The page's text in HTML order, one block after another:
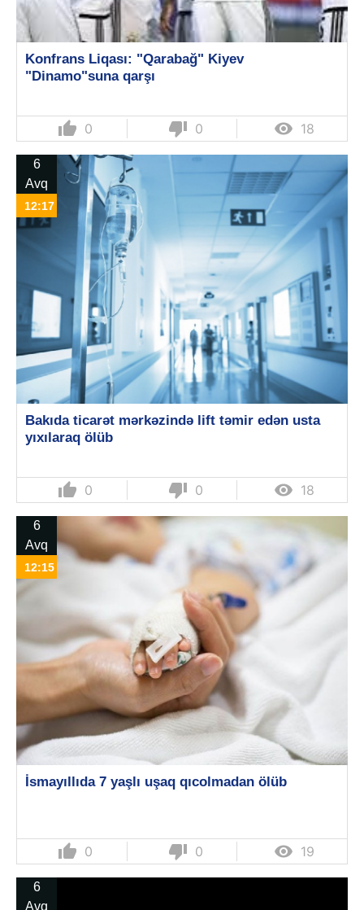
Konfrans Liqası: "Qarabağ" Kiyev
"Dinamo"suna qarşı
thumb_up 0 thumb_down 0  18
6
Avq
12:17
Bakıda ticarət mərkəzində lift təmir edən usta
yıxılaraq ölüb
thumb_up 0 thumb_down 0  18
6
Avq
12:15
İsmayıllıda 7 yaşlı uşaq qıcolmadan ölüb
thumb_up 0 thumb_down 0  19
6
Avq